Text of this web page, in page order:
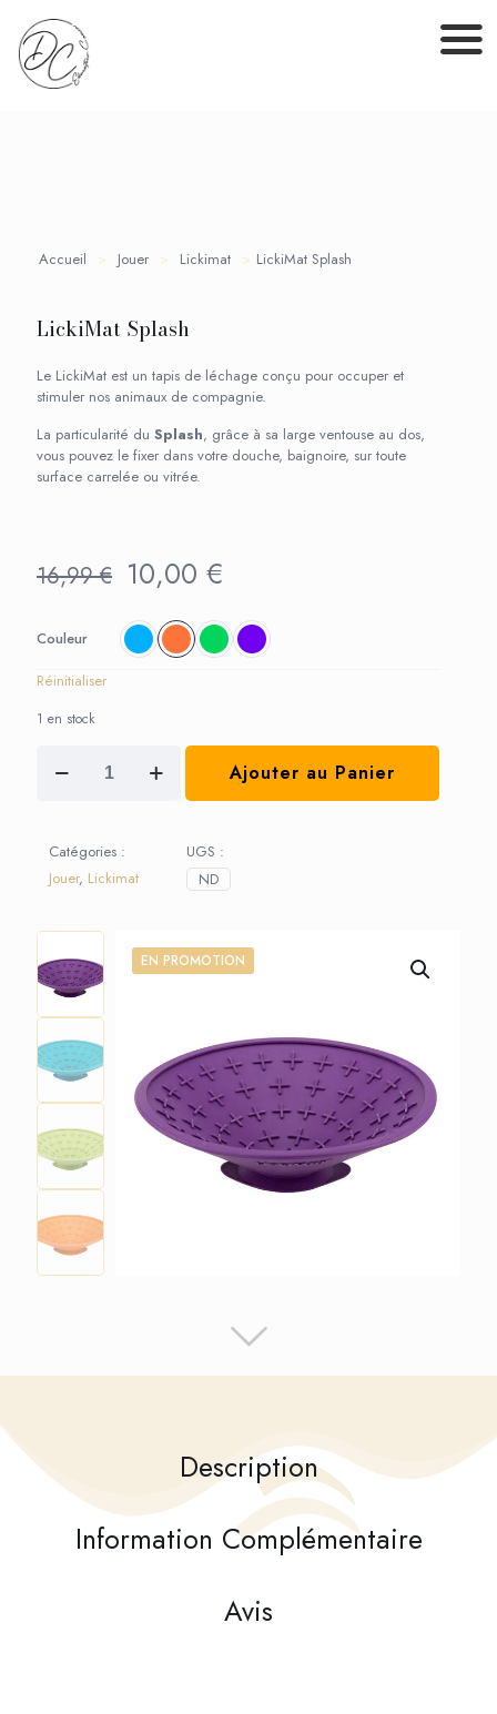
Accueil > Jouer > Lickimat > LickiMat Splash
LickiMat Splash
Le LickiMat est un tapis de léchage conçu pour occuper et
stimuler nos animaux de compagnie.
La particularité du Splash, grâce à sa large ventouse au dos,
vous pouvez le fixer dans votre douche, baignoire, sur toute
surface carrelée ou vitrée.
16,99€ Le
prix
initial
était :
16,99 €.
10,00 €
actuel
est :
10,00 €.
Couleur
Réinitialiser
1 en stock
Ajouter au Panier
Catégories :
Jouer, Lickimat
UGS :
ND
EN PROMOTION
Description
Information Complémentaire
Avis